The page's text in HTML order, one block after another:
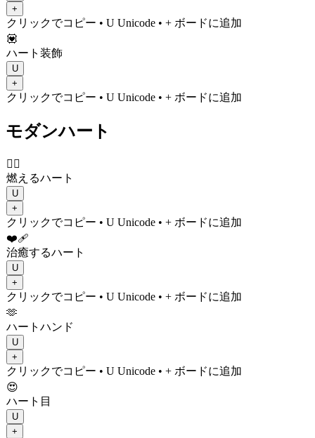
+
クリックでコピー • U Unicode • + ボードに追加
💟
ハート装飾
U
+
クリックでコピー • U Unicode • + ボードに追加
モダンハート
❤️‍🔥
燃えるハート
U
+
クリックでコピー • U Unicode • + ボードに追加
❤️‍🩹
治癒するハート
U
+
クリックでコピー • U Unicode • + ボードに追加
🫶
ハートハンド
U
+
クリックでコピー • U Unicode • + ボードに追加
😍
ハート目
U
+